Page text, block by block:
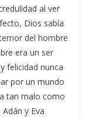
al ver
Dios sabía
del hombre
era un ser
felicidad nunca
por un mundo
tan malo como
y Eva